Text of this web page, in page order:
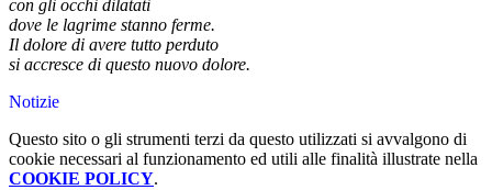
con gli occhi dilatati
dove le lagrime stanno ferme.
Il dolore di avere tutto perduto
si accresce di questo nuovo dolore.
Notizie
Questo sito o gli strumenti terzi da questo utilizzati si avvalgono di
cookie necessari al funzionamento ed utili alle finalità illustrate nella
COOKIE POLICY.